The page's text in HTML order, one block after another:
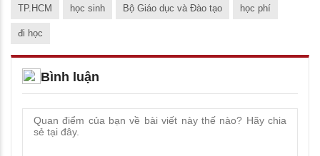
TP.HCM học sinh Bộ Giáo dục và Đào tạo học phí
đi học
Bình luận